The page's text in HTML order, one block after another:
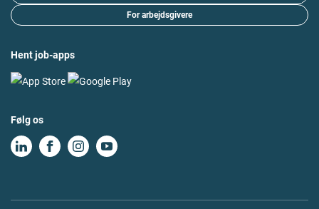
For arbejdsgivere
Hent job-apps
Følg os